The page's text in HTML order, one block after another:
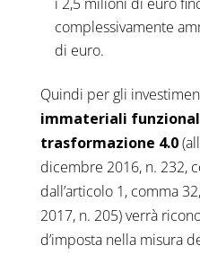
complessivamente
di euro.
Quindi per gli
immateriali
trasformazione 4.0
dicembre 2016, n. 232,
dall’articolo 1, comma
2017, n. 205) verrà
d’imposta nella misura